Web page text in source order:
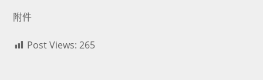
附件
Post Views: 265